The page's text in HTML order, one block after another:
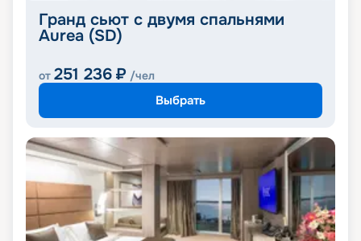
Гранд сьют с двумя спальнями
Aurea (SD)
от 251 236 ₽ /чел
Выбрать